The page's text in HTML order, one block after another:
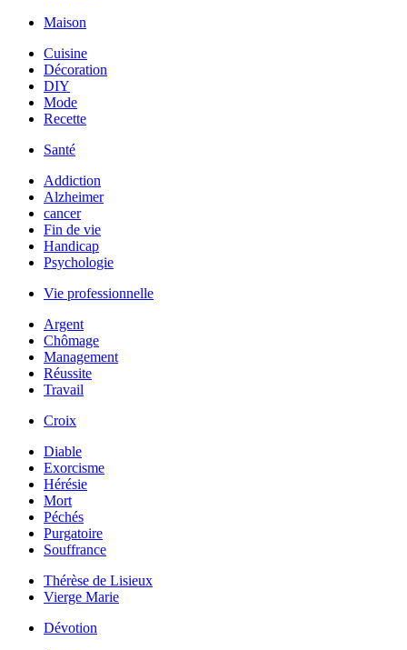
Maison
Cuisine
Décoration
DIY
Mode
Recette
Santé
Addiction
Alzheimer
cancer
Fin de vie
Handicap
Psychologie
Vie professionnelle
Argent
Chômage
Management
Réussite
Travail
Croix
Diable
Exorcisme
Hérésie
Mort
Péchés
Purgatoire
Souffrance
Thérèse de Lisieux
Vierge Marie
Dévotion